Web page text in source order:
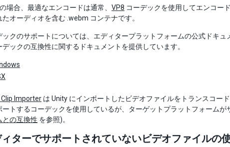
場合、最適なエンコードは通常、 VP8 コーデックを使用してエンコー
たオーディオを含む .webm コンテナです。
ックのサポートについては、エディタープラットフォームの公式ドキ
デックの互換性に関するドキュメントを提供しています。
Importer は Unity にインポートしたビデオファイルをトランスコー
ートするコーデックを使用しているが、ターゲットプラットフォーム
との互換性 を参照)。
ターでサポートされていないビデオファイルの